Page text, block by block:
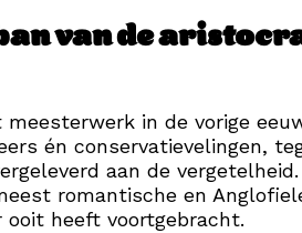
van de
meesterwerk in de vorige
én conservatievelingen,
aan de
romantische en
heeft voortgebracht.